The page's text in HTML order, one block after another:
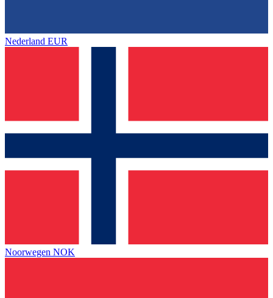
Nederland EUR
Noorwegen NOK